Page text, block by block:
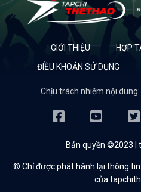
GIỚI THIỆU
HỢP
ĐIỀU KHOẢN SỬ DỤNG
Chịu trách nhiệm nội
Bản quyền ©2023 |
© Chỉ được phát hành lại thông
của